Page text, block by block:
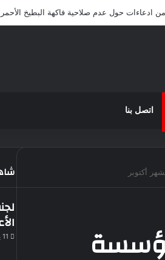
ادعاءات حول عدم صلاحية فاكهة البطيخ الأحمر
اتصل بنا
أكتوبر
11 يونيو، 2023